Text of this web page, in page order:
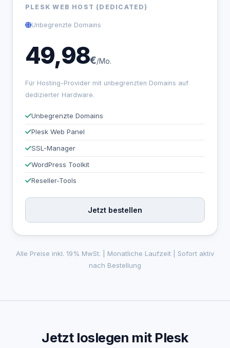
PLESK WEB HOST (DEDICATED)
Unbegrenzte Domains
€
49,98 /Mo.
Für Hosting-Provider mit unbegrenzten Domains auf
dedizierter Hardware.
Unbegrenzte Domains
Plesk Web Panel
SSL-Manager
WordPress Toolkit
Reseller-Tools
Jetzt bestellen
Alle Preise inkl. 19% MwSt. | Monatliche Laufzeit | Sofort aktiv
nach Bestellung
Jetzt loslegen mit Plesk